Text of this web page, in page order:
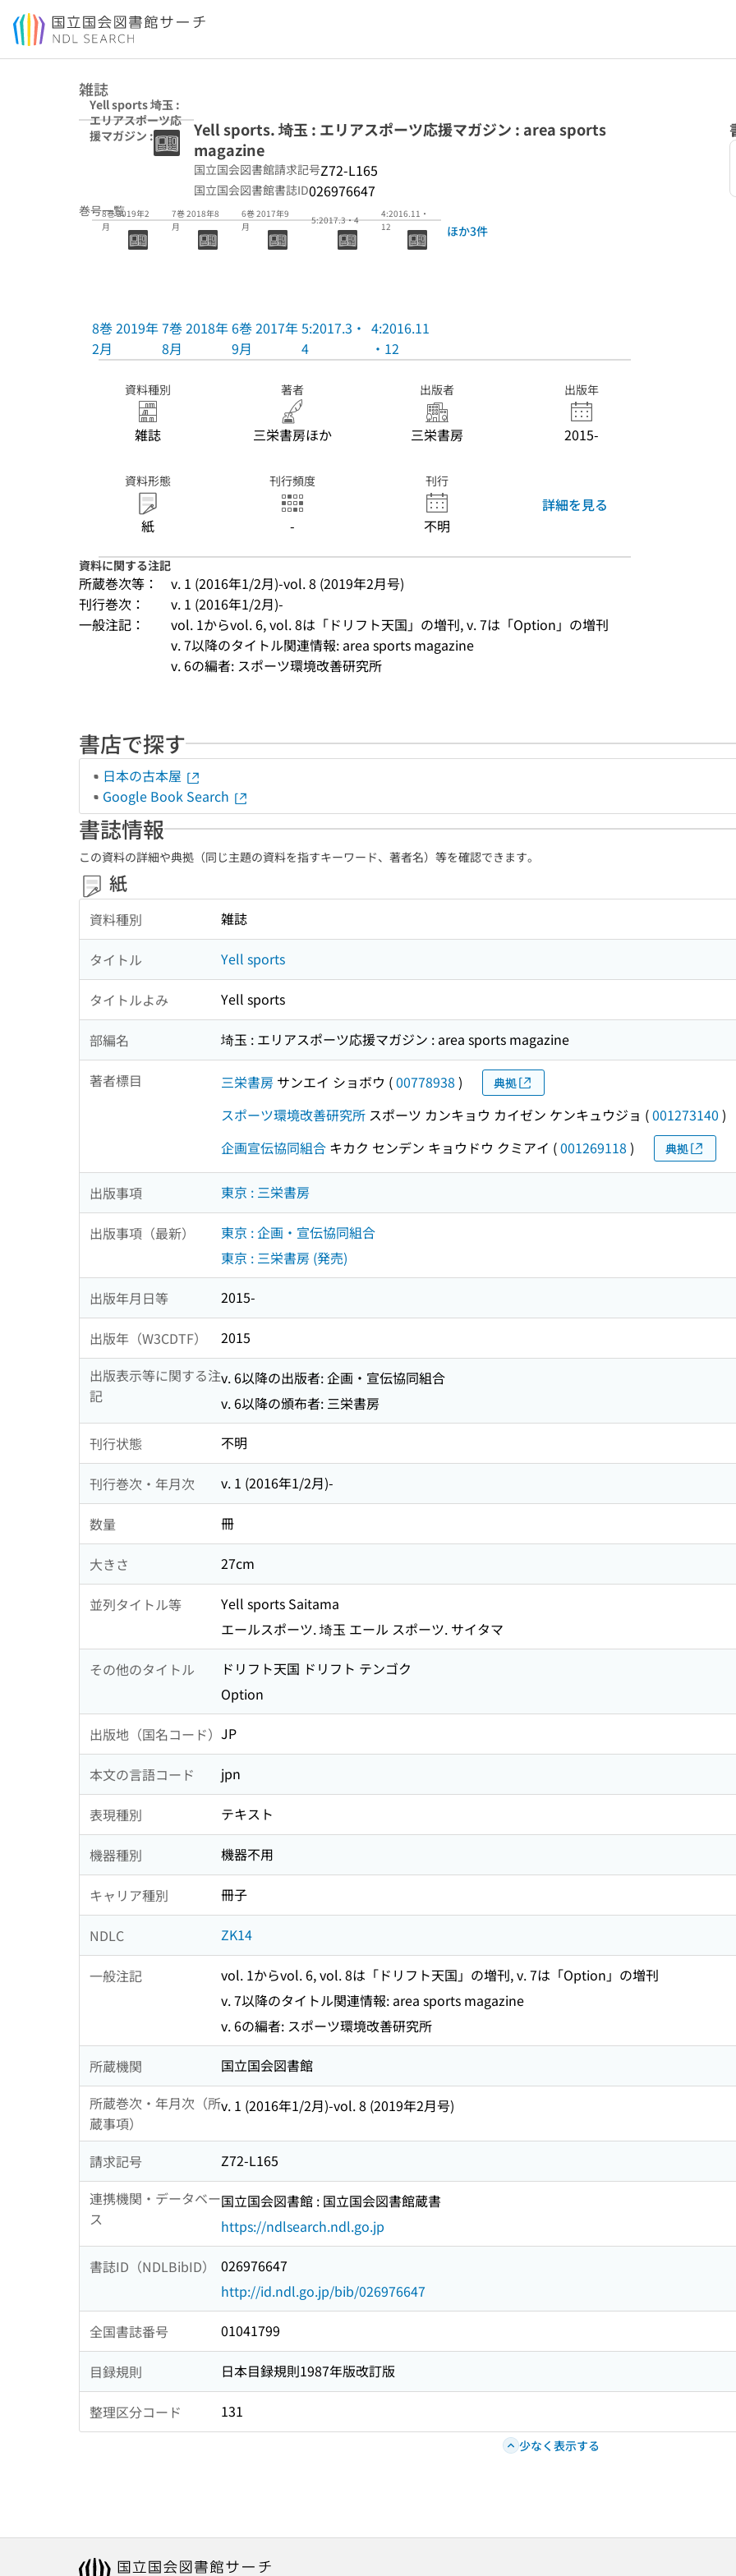
本文へ移動
雑誌
Yell sports 埼玉 :
エリアスポーツ応
援マガジン : area
sports magazine
Yell sports. 埼玉 : エリアスポーツ応援マガジン : area sports
magazine
国立国会図書館請求記号Z72-L165
国立国会図書館書誌ID026976647
巻号一覧8巻 2019年2
月
8巻 2019年
2月
7巻 2018年8
月
7巻 2018年
8月
6巻 2017年9
月
6巻 2017年
9月
5:2017.3・4
5:2017.3・
4
4:2016.11・
12
4:2016.11
・12
ほか3件
資料種別
雑誌
著者
三栄書房ほか
出版者
三栄書房
出版年
2015-
資料形態
紙
刊行頻度
-
刊行
不明
詳細を見る
資料に関する注記
所蔵巻次等：
v. 1 (2016年1/2月)-vol. 8 (2019年2月号)
刊行巻次：
v. 1 (2016年1/2月)-
一般注記：
vol. 1からvol. 6, vol. 8は「ドリフト天国」の増刊, v. 7は「Option」の増刊
v. 7以降のタイトル関連情報: area sports magazine
v. 6の編者: スポーツ環境改善研究所
書店で探す
日本の古本屋
Google Book Search
書誌情報
この資料の詳細や典拠（同じ主題の資料を指すキーワード、著者名）等を確認できます。
紙
資料種別 雑誌
タイトル Yell sports
タイトルよみ Yell sports
部編名 埼玉 : エリアスポーツ応援マガジン : area sports magazine
著者標目 三栄書房 サンエイ ショボウ (00778938 ) 典拠
スポーツ環境改善研究所 スポーツ カンキョウ カイゼン ケンキュウジョ (001273140 )
企画宣伝協同組合 キカク センデン キョウドウ クミアイ (001269118 ) 典拠
出版事項 東京 : 三栄書房
出版事項（最新）
東京 : 企画・宣伝協同組合
東京 : 三栄書房 (発売)
出版年月日等 2015-
出版年（W3CDTF）
2015
出版表示等に関する注
記
v. 6以降の出版者: 企画・宣伝協同組合
v. 6以降の頒布者: 三栄書房
刊行状態 不明
刊行巻次・年月次 v. 1 (2016年1/2月)-
数量 冊
大きさ 27cm
並列タイトル等
Yell sports Saitama
エールスポーツ. 埼玉 エール スポーツ. サイタマ
その他のタイトル
ドリフト天国 ドリフト テンゴク
Option
出版地（国名コード） JP
本文の言語コード jpn
表現種別 テキスト
機器種別 機器不用
キャリア種別 冊子
NDLC ZK14
一般注記
vol. 1からvol. 6, vol. 8は「ドリフト天国」の増刊, v. 7は「Option」の増刊
v. 7以降のタイトル関連情報: area sports magazine
v. 6の編者: スポーツ環境改善研究所
所蔵機関
国立国会図書館
所蔵巻次・年月次（所
蔵事項）
v. 1 (2016年1/2月)-vol. 8 (2019年2月号)
請求記号
Z72-L165
連携機関・データベー
ス
国立国会図書館 : 国立国会図書館蔵書
https://ndlsearch.ndl.go.jp
書誌ID（NDLBibID）
026976647
http://id.ndl.go.jp/bib/026976647
全国書誌番号 01041799
目録規則 日本目録規則1987年版改訂版
整理区分コード 131
少なく表示する